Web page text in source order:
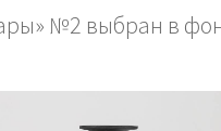
№2 выбран в